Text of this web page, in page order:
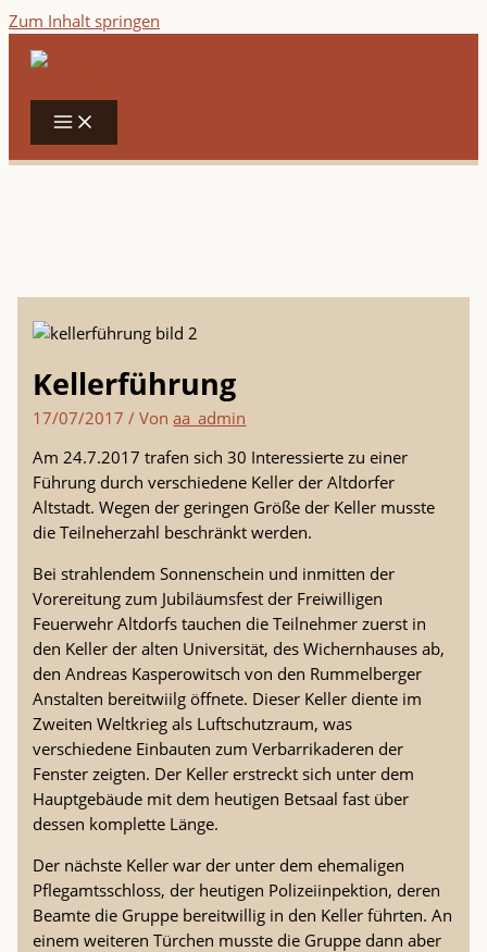
Zum Inhalt springen
Kellerführung
17/07/2017/ Vonaa_admin
Am 24.7.2017 trafen sich 30 Interessierte zu einer
Führung durch verschiedene Keller der Altdorfer
Altstadt. Wegen der geringen Größe der Keller musste
die Teilneherzahl beschränkt werden.
Bei strahlendem Sonnenschein und inmitten der
Vorereitung zum Jubiläumsfest der Freiwilligen
Feuerwehr Altdorfs tauchen die Teilnehmer zuerst in
den Keller der alten Universität, des Wichernhauses ab,
den Andreas Kasperowitsch von den Rummelberger
Anstalten bereitwiilg öffnete. Dieser Keller diente im
Zweiten Weltkrieg als Luftschutzraum, was
verschiedene Einbauten zum Verbarrikaderen der
Fenster zeigten. Der Keller erstreckt sich unter dem
Hauptgebäude mit dem heutigen Betsaal fast über
dessen komplette Länge.
Der nächste Keller war der unter dem ehemaligen
Pflegamtsschloss, der heutigen Polizeiinpektion, deren
Beamte die Gruppe bereitwillig in den Keller führten. An
einem weiteren Türchen musste die Gruppe dann aber